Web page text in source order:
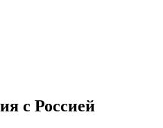
с Россией